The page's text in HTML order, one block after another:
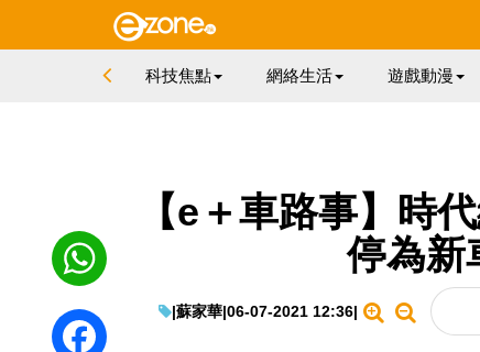
科技焦點 網絡生活 遊戲動漫
【e＋車路事】時
停為新
|蘇家華|06-07-2021 12:36|
WhatsApp